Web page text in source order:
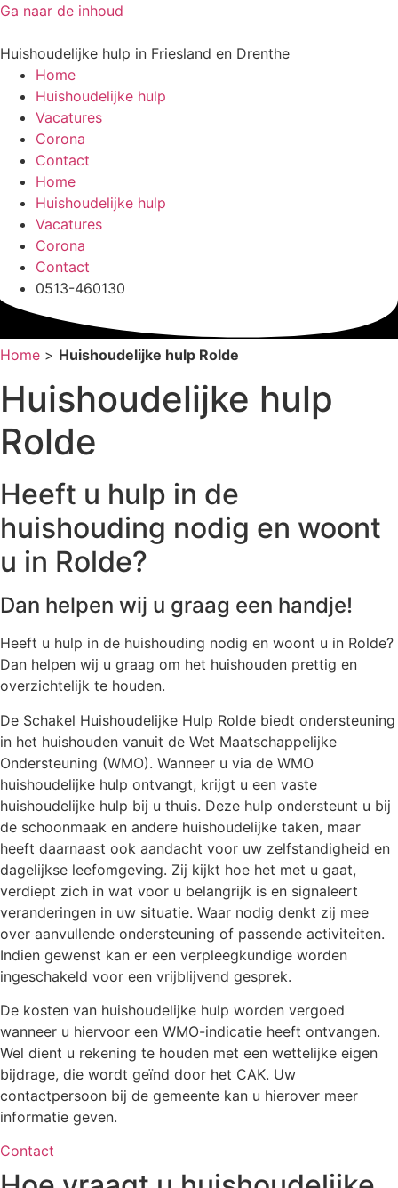
Ga naar de inhoud
Huishoudelijke hulp in Friesland en Drenthe
Home
Huishoudelijke hulp
Vacatures
Corona
Contact
Home
Huishoudelijke hulp
Vacatures
Corona
Contact
0513-460130
Home > Huishoudelijke hulp Rolde
Huishoudelijke hulp
Rolde
Heeft u hulp in de
huishouding nodig en woont
u in Rolde?
Dan helpen wij u graag een handje!
Heeft u hulp in de huishouding nodig en woont u in Rolde?
Dan helpen wij u graag om het huishouden prettig en
overzichtelijk te houden.
De Schakel Huishoudelijke Hulp Rolde biedt ondersteuning
in het huishouden vanuit de Wet Maatschappelijke
Ondersteuning (WMO). Wanneer u via de WMO
huishoudelijke hulp ontvangt, krijgt u een vaste
huishoudelijke hulp bij u thuis. Deze hulp ondersteunt u bij
de schoonmaak en andere huishoudelijke taken, maar
heeft daarnaast ook aandacht voor uw zelfstandigheid en
dagelijkse leefomgeving. Zij kijkt hoe het met u gaat,
verdiept zich in wat voor u belangrijk is en signaleert
veranderingen in uw situatie. Waar nodig denkt zij mee
over aanvullende ondersteuning of passende activiteiten.
Indien gewenst kan er een verpleegkundige worden
ingeschakeld voor een vrijblijvend gesprek.
De kosten van huishoudelijke hulp worden vergoed
wanneer u hiervoor een WMO-indicatie heeft ontvangen.
Wel dient u rekening te houden met een wettelijke eigen
bijdrage, die wordt geïnd door het CAK. Uw
contactpersoon bij de gemeente kan u hierover meer
informatie geven.
Contact